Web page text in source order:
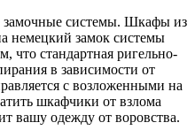
системы. Шкафы из
немецкий замок системы
что стандартная ригельно-
в зависимости от
с возложенными на
шкафчики от взлома
вашу одежду от воровства.